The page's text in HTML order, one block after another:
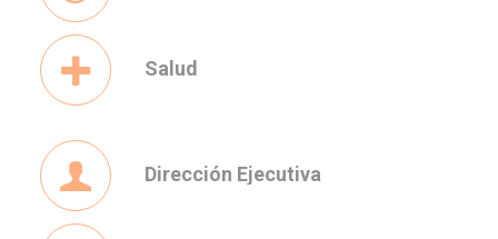
Salud
Dirección Ejecutiva